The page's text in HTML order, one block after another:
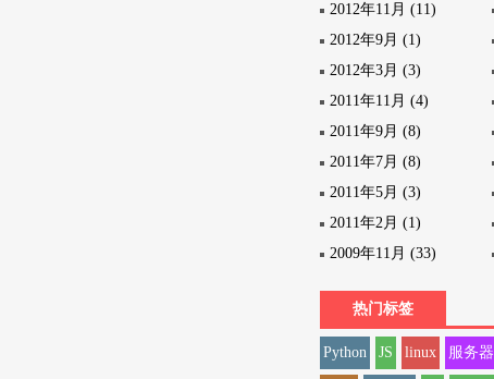
2012年11月 (11)
2012年9月 (1)
2012年3月 (3)
2011年11月 (4)
2011年9月 (8)
2011年7月 (8)
2011年5月 (3)
2011年2月 (1)
2009年11月 (33)
热门标签
Python JS linux 服务器